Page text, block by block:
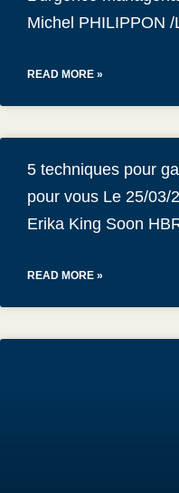
Michel PHILIPPON
READ MORE »
5 techniques pour
pour vous Le 25/03/
Erika King Soon
READ MORE »